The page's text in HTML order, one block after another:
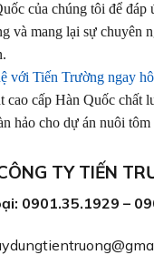
của chúng tôi để đáp
và mang lại sự chuyên
với Tiến Trường ngay
cao cấp Hàn Quốc chất
hảo cho dự án nuôi tôm
TY TIẾN
0901.35.1929 –